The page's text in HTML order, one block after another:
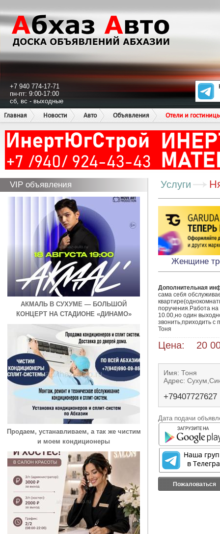
+7 940 774-17-71
пн-пт: 9:00-17:00
сб, вс - выходные
Главная
Новости Авто Объявления Отели и
VIP объявления
АКМАЛЬ В СУХУМЕ — БОЛЬШОЙ
КОНЦЕРТ НА СТАДИОНЕ «ДИНАМО»
Продаем, устанавливаем, а так же чистим
и моем кондиционеры
Услуги
Женщине
Дополнительная
сама себя
поручения.Работа на
10.00,но один
звонить,приходить
Тоня
Цена: 20
Имя: Тоня
Адрес:
+79407727627
Дата подачи
Пожаловаться